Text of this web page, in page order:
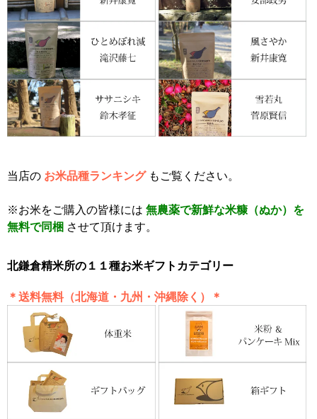
当店の お米品種ランキング もご覧ください。
※お米をご購入の皆様には 無農薬で新鮮な米糠（ぬか）を
無料で同梱 させて頂けます。
北鎌倉精米所の１１種お米ギフトカテゴリー
＊送料無料（北海道・九州・沖縄除く）＊